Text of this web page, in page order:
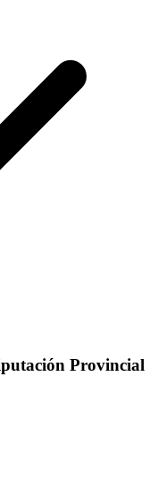
Provincial